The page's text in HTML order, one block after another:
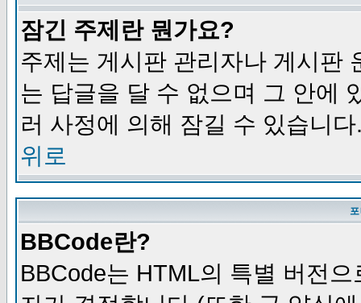
잠긴 주제란 뭔가요?
주제는 게시판 관리자나 게시판
는 답글을 달 수 없으며 그 안에
러 사정에 의해 잠길 수 있습니다
위로
BBCode란?
BBCode는 HTML의 특별 버전